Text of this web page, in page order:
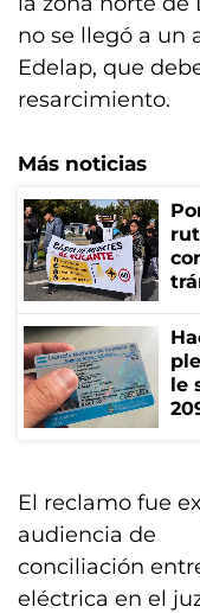
no se llegó a un
Edelap, que
resarcimiento.
Más noticias
le
El reclamo fue
audiencia de
conciliación
eléctrica en el